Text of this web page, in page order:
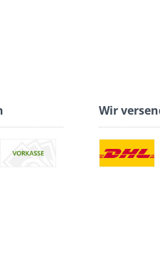
Wir